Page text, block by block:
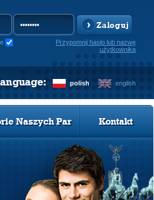
Zaloguj
Przypomnij hasło lub nazwę
użytkownika
polish english
Naszych Par Kontakt